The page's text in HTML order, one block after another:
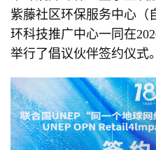
紫藤社区环保服务中心（
环科技推广中心一同在
举行了倡议伙伴签约仪式。